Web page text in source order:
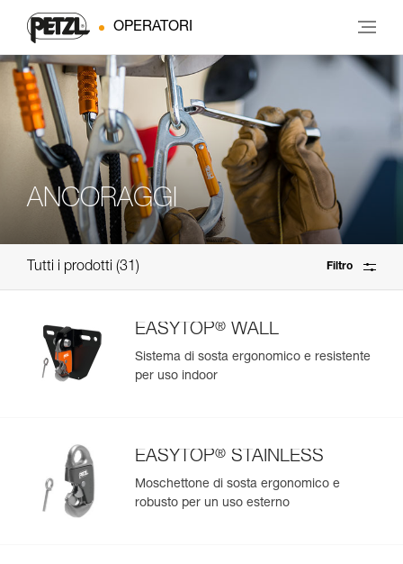
OPERATORI
ANCORAGGI
Tutti i prodotti 31 Filtro
EASYTOP® WALL
Sistema di sosta ergonomico e resistente
per uso indoor
EASYTOP® STAINLESS
Moschettone di sosta ergonomico e
robusto per un uso esterno